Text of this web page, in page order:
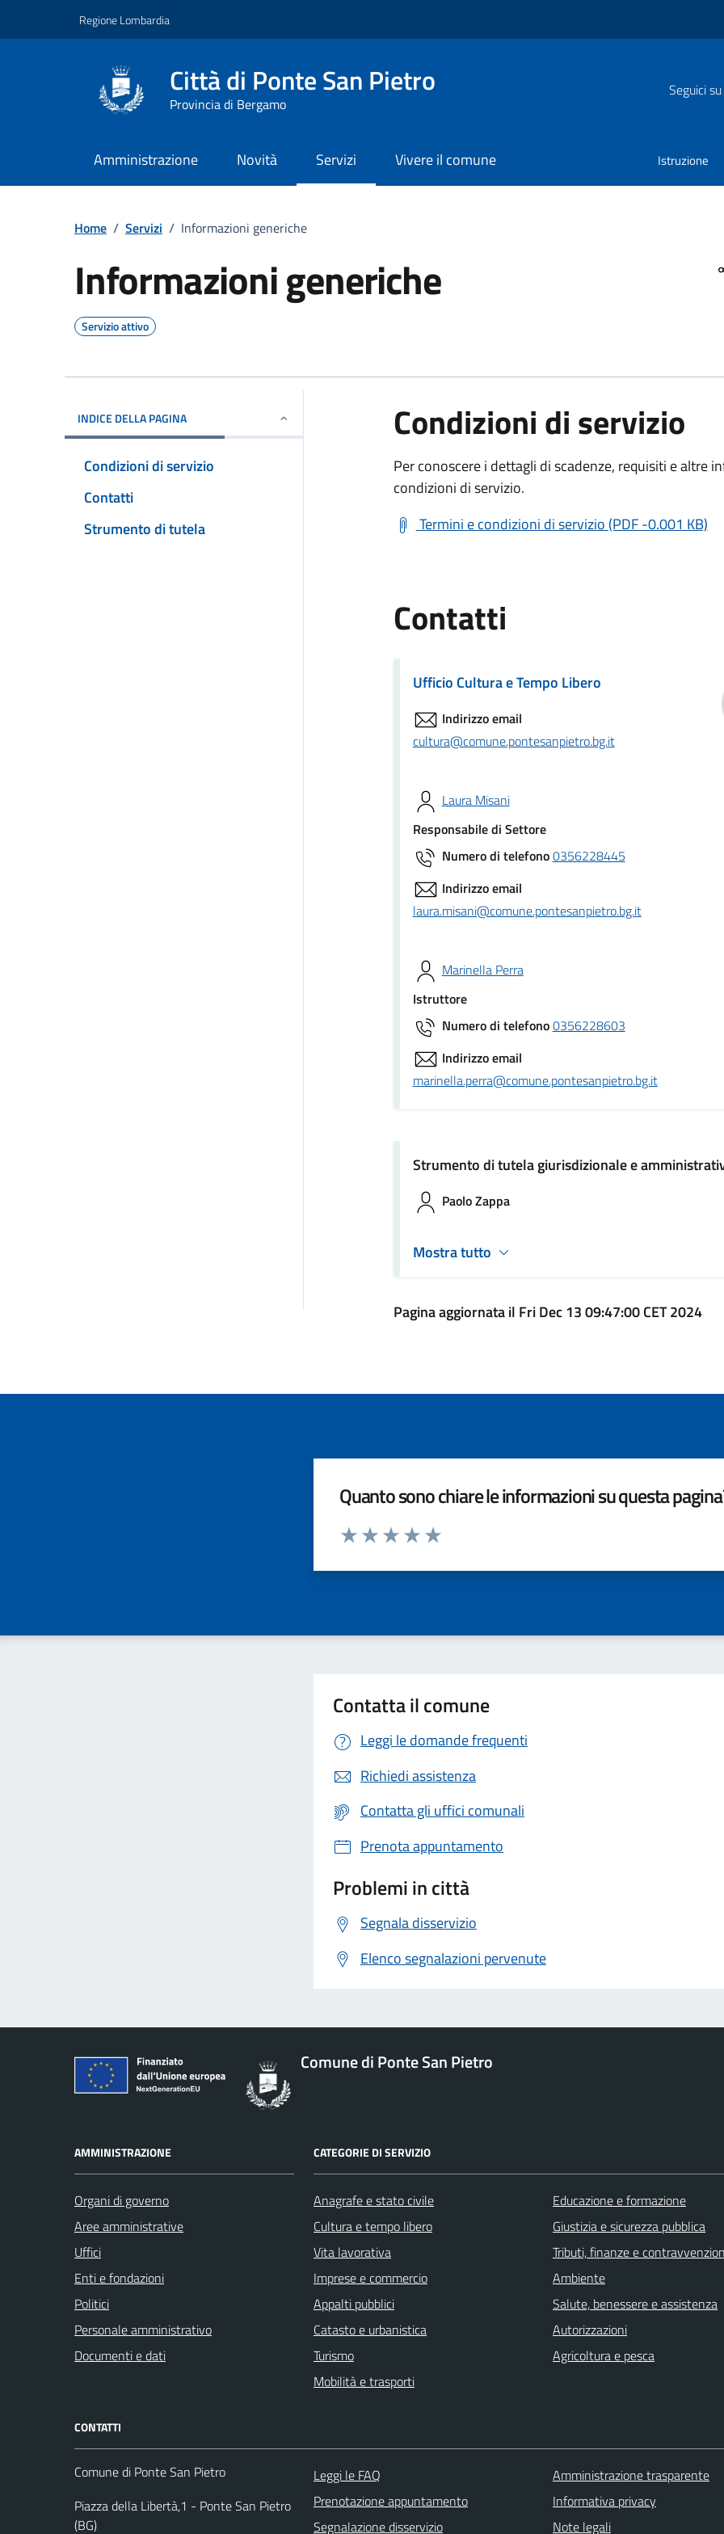
Regione Lombardia
Città di Ponte San Pietro
Provincia di Bergamo
Seguici su
Amministrazione Novità Servizi Vivere il comune Istruzione
Home / Servizi / Informazioni generiche
Informazioni generiche
Servizio attivo
INDICE DELLA PAGINA
Condizioni di servizio
Contatti
Strumento di tutela
Condizioni di servizio
Per conoscere i dettagli di scadenze, requisiti e altre
condizioni di servizio.
Termini e condizioni di servizio (PDF -0.001 KB)
Contatti
Ufficio Cultura e Tempo Libero
Indirizzo email
cultura@comune.pontesanpietro.bg.it
Laura Misani
Responsabile di Settore
Numero di telefono0356228445
Indirizzo email
laura.misani@comune.pontesanpietro.bg.it
Marinella Perra
Istruttore
Numero di telefono0356228603
Indirizzo email
marinella.perra@comune.pontesanpietro.bg.it
Strumento di tutela giurisdizionale e
Paolo Zappa
Mostra tutto
Pagina aggiornata il Fri Dec 13 09:47:00 CET 2024
Quanto sono chiare le informazioni su questa
Valuta da 1 a 5 stelle la pagina
Contatta il comune
Leggi le domande frequenti
Richiedi assistenza
Contatta gli uffici comunali
Prenota appuntamento
Problemi in città
Segnala disservizio
Elenco segnalazioni pervenute
Comune di Ponte San Pietro
AMMINISTRAZIONE
Organi di governo
Aree amministrative
Uffici
Enti e fondazioni
Politici
Personale amministrativo
Documenti e dati
CATEGORIE DI SERVIZIO
Anagrafe e stato civile
Cultura e tempo libero
Vita lavorativa
Imprese e commercio
Appalti pubblici
Catasto e urbanistica
Turismo
Mobilità e trasporti
Educazione e formazione
Giustizia e sicurezza pubblica
Tributi, finanze e
Ambiente
Salute, benessere e assistenza
Autorizzazioni
Agricoltura e pesca
CONTATTI
Comune di Ponte San Pietro
Piazza della Libertà,1 - Ponte San Pietro
(BG)
Leggi le FAQ
Prenotazione appuntamento
Segnalazione disservizio
Amministrazione trasparente
Informativa privacy
Note legali